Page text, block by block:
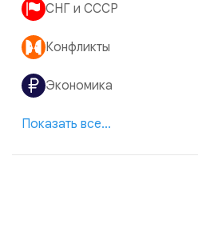
СНГ и СССР
Конфликты
Экономика
Показать все...